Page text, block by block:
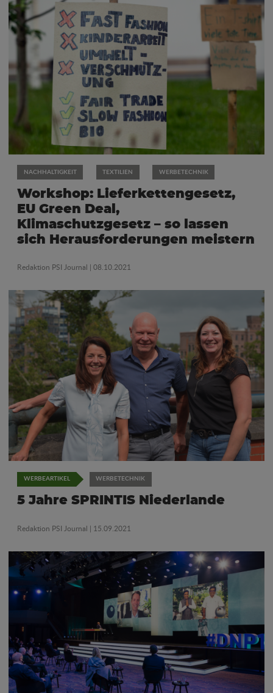
NACHHALTIGKEIT TEXTILIEN WERBETECHNIK
Workshop: Lieferkettengesetz,
EU Green Deal,
Klimaschutzgesetz – so lassen
sich Herausforderungen meistern
Redaktion PSI Journal | 08.10.2021
WERBEARTIKEL WERBETECHNIK
5 Jahre SPRINTIS Niederlande
Redaktion PSI Journal | 15.09.2021